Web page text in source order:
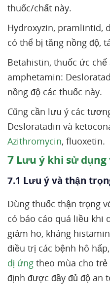
thuốc/chất này.
Hydroxyzin, pramlintid,
có thể bị tăng nồng độ,
Betahistin, thuốc ức
amphetamin:
nồng độ các thuốc này.
Cũng cần lưu ý các
Desloratadin và
Azithromycin, fluoxetin.
7 Lưu ý khi sử dụng
7.1 Lưu ý và thận
Dùng thuốc thận trọng
có báo cáo quá liều khi
giảm ho, kháng
điều trị các bệnh hô
dị ứng theo mùa cho trẻ
định được đầy đủ độ an